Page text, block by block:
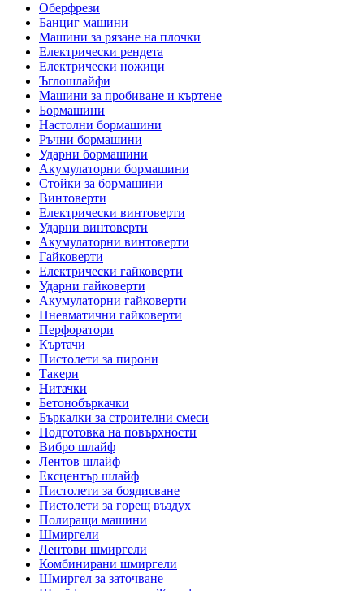
Оберфрези
Банциг машини
Машини за рязане на плочки
Електрически рендета
Електрически ножици
Ъглошлайфи
Машини за пробиване и къртене
Бормашини
Настолни бормашини
Ръчни бормашини
Ударни бормашини
Акумулаторни бормашини
Стойки за бормашини
Винтоверти
Електрически винтоверти
Ударни винтоверти
Акумулаторни винтоверти
Гайковерти
Електрически гайковерти
Ударни гайковерти
Акумулаторни гайковерти
Пневматични гайковерти
Перфоратори
Къртачи
Пистолети за пирони
Такери
Нитачки
Бетонобъркачки
Бъркалки за строителни смеси
Подготовка на повърхности
Вибро шлайф
Лентов шлайф
Ексцентър шлайф
Пистолети за боядисване
Пистолети за горещ въздух
Полиращи машини
Шмиргели
Лентови шмиргели
Комбинирани шмиргели
Шмиргел за заточване